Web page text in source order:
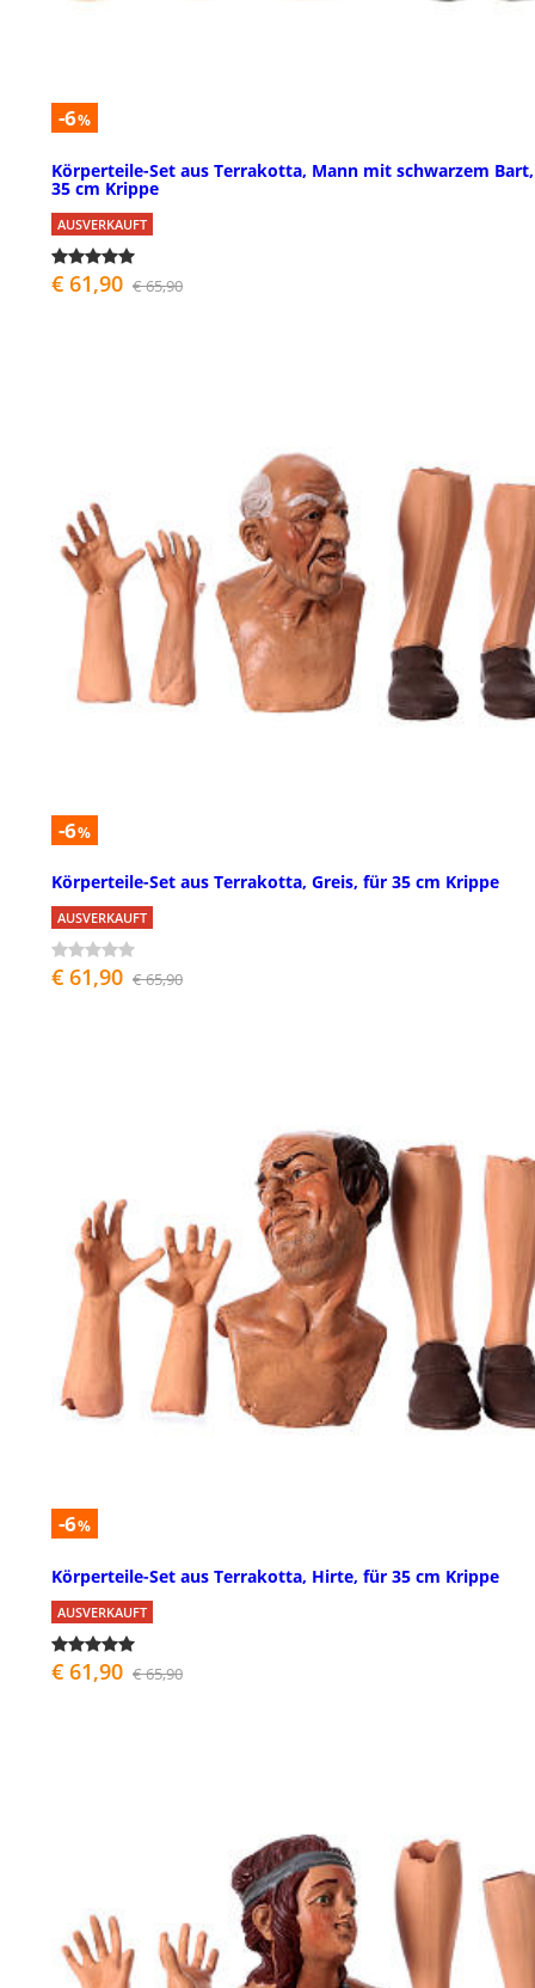
-6%
Körperteile-Set aus Terrakotta, Mann mit schwarzem
35 cm Krippe
AUSVERKAUFT
€ 61,90 € 65,90
-6%
Körperteile-Set aus Terrakotta, Greis, für 35 cm Krippe
AUSVERKAUFT
€ 61,90 € 65,90
-6%
Körperteile-Set aus Terrakotta, Hirte, für 35 cm Krippe
AUSVERKAUFT
€ 61,90 € 65,90